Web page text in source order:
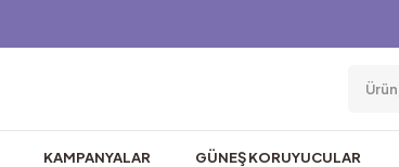
KAMPANYALAR GÜNEŞ KORUYUCULAR